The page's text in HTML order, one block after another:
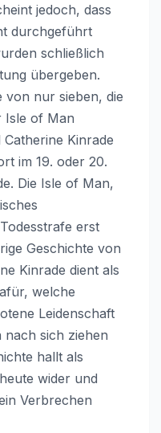
jedoch, dass
durchgeführt
schließlich
übergeben.
von nur sieben, die
Isle of Man
Kinrade
im 19. oder 20.
Die Isle of Man,
erst
Geschichte von
Kinrade dient als
welche
Leidenschaft
nach sich ziehen
hallt als
wider und
Verbrechen